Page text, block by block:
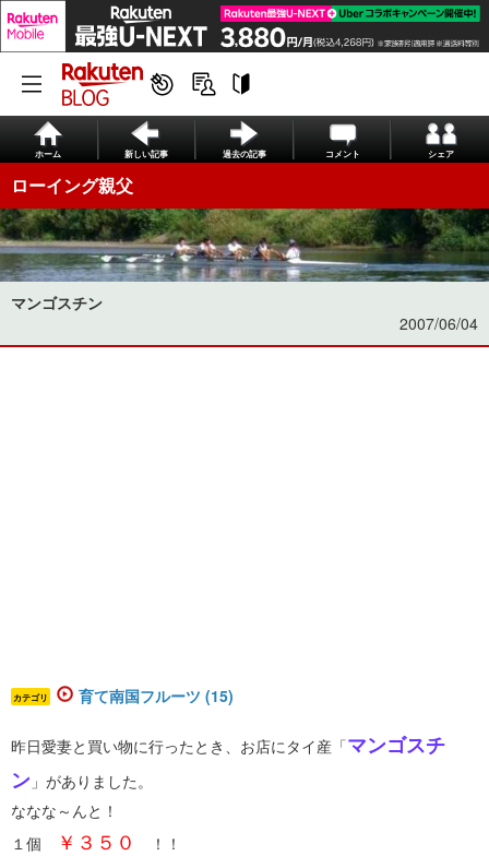
ホーム 新しい記事 過去の記事 コメント シェア
ローイング親父
マンゴスチン
2007/06/04
カテゴリ 育て南国フルーツ (15)
昨日愛妻と買い物に行ったとき、お店にタイ産「マンゴスチ
ン 」がありました。
ななな～んと！
１個
￥３５０
！！